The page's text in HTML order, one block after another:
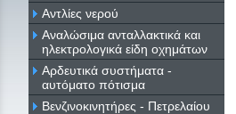
Αντλίες νερού
Αναλώσιμα ανταλλακτικά και
ηλεκτρολογικά είδη οχημάτων
Αρδευτικά συστήματα -
αυτόματο πότισμα
Βενζινοκινητήρες - Πετρελαίου